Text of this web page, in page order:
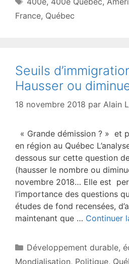
France, Québec
Seuils
Hausser ou
18 novembre 2018 par Alain
« Grande démission ? » et
en région au Québec
dessous sur cette question
(hausser le nombre ou
novembre 2018… Elle est
l’importance des questions
études de fond recensées,
maintenant que … Continuer
Catégories
Développement durable,
Mondialisation, Politique,